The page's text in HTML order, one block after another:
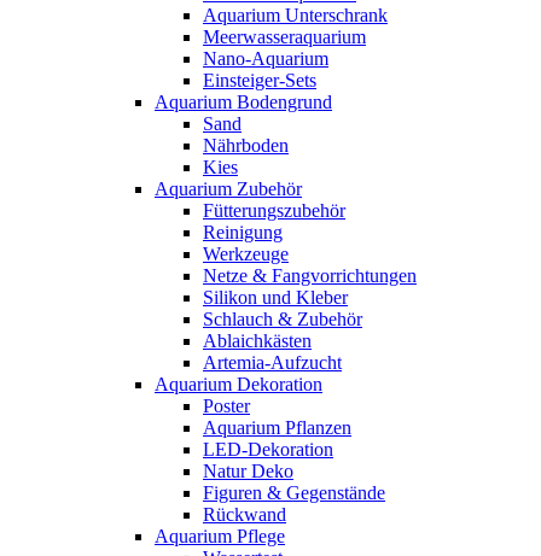
Aquarium Unterschrank
Meerwasseraquarium
Nano-Aquarium
Einsteiger-Sets
Aquarium Bodengrund
Sand
Nährboden
Kies
Aquarium Zubehör
Fütterungszubehör
Reinigung
Werkzeuge
Netze & Fangvorrichtungen
Silikon und Kleber
Schlauch & Zubehör
Ablaichkästen
Artemia-Aufzucht
Aquarium Dekoration
Poster
Aquarium Pflanzen
LED-Dekoration
Natur Deko
Figuren & Gegenstände
Rückwand
Aquarium Pflege